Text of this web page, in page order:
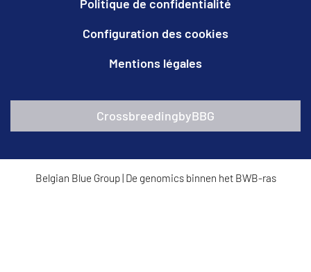
Politique de confidentialité
Configuration des cookies
Mentions légales
CrossbreedingbyBBG
Belgian Blue Group| De genomics binnen het BWB-ras